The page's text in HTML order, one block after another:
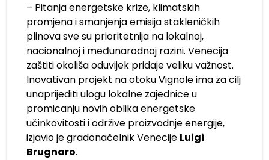
– Pitanja energetske krize, klimatskih
promjena i smanjenja emisija stakleničkih
plinova sve su prioritetnija na lokalnoj,
nacionalnoj i međunarodnoj razini. Venecija
zaštiti okoliša oduvijek pridaje veliku važnost.
Inovativan projekt na otoku Vignole ima za cilj
unaprijediti ulogu lokalne zajednice u
promicanju novih oblika energetske
učinkovitosti i održive proizvodnje energije,
izjavio je gradonačelnik Venecije Luigi
Brugnaro.